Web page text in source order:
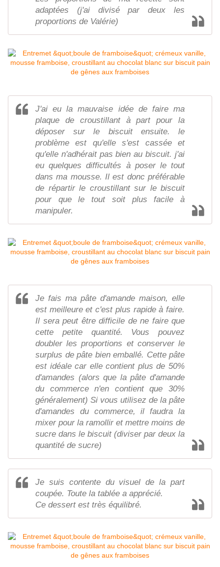
adaptées (j'ai divisé par deux les
proportions de Valérie)
J'ai eu la mauvaise idée de faire ma
plaque de croustillant à part pour la
déposer sur le biscuit ensuite. le
problème est qu'elle s'est cassée et
qu'elle n'adhérait pas bien au biscuit. j'ai
eu quelques difficultés à poser le tout
dans ma mousse. Il est donc préférable
de répartir le croustillant sur le biscuit
pour que le tout soit plus facile à
manipuler.
Je fais ma pâte d'amande maison, elle
est meilleure et c'est plus rapide à faire.
Il sera peut être difficile de ne faire que
cette petite quantité. Vous pouvez
doubler les proportions et conserver le
surplus de pâte bien emballé. Cette pâte
est idéale car elle contient plus de 50%
d'amandes (alors que la pâte d'amande
du commerce n'en contient que 30%
généralement) Si vous utilisez de la pâte
d'amandes du commerce, il faudra la
mixer pour la ramollir et mettre moins de
sucre dans le biscuit (diviser par deux la
quantité de sucre)
Je suis contente du visuel de la part
coupée. Toute la tablée a apprécié.
Ce dessert est très équilibré.